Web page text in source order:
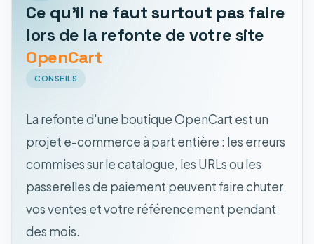
Ce qu'il ne faut surtout pas faire
lors de la refonte de votre site
OpenCart
CONSEILS
La refonte d'une boutique OpenCart est un
projet e-commerce à part entière : les erreurs
commises sur le catalogue, les URLs ou les
passerelles de paiement peuvent faire chuter
vos ventes et votre référencement pendant
des mois.